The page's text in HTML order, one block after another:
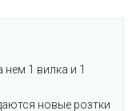
нем 1 вилка и 1
новые розтки